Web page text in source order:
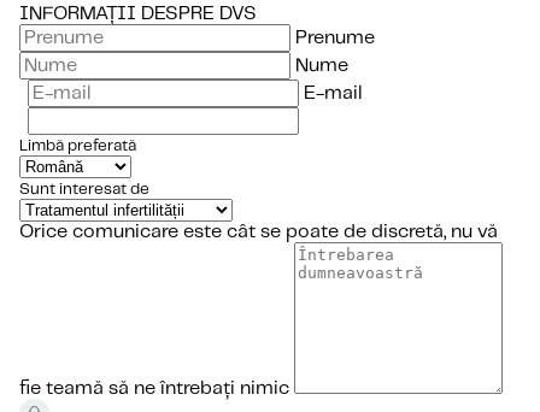
INFORMAȚII DESPRE DVS
Prenume
Nume
E-mail
Limbă preferată
Sunt interesat de
Orice comunicare este cât se poate de discretă, nu vă
fie teamă să ne întrebați nimic